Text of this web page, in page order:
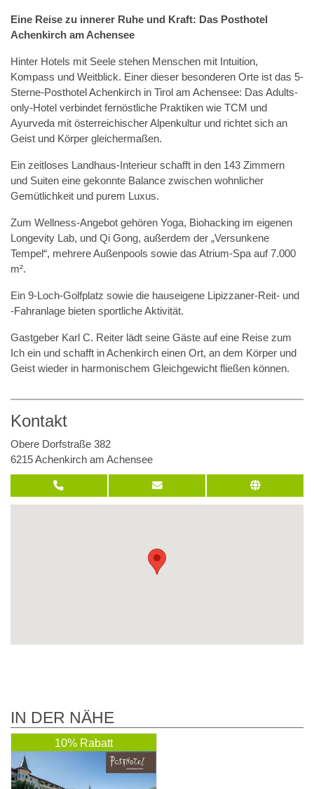
Eine Reise zu innerer Ruhe und Kraft: Das Posthotel
Achenkirch am Achensee
Hinter Hotels mit Seele stehen Menschen mit Intuition,
Kompass und Weitblick. Einer dieser besonderen Orte ist das 5-
Sterne-Posthotel Achenkirch in Tirol am Achensee: Das Adults-
only-Hotel verbindet fernöstliche Praktiken wie TCM und
Ayurveda mit österreichischer Alpenkultur und richtet sich an
Geist und Körper gleichermaßen.
Ein zeitloses Landhaus-Interieur schafft in den 143 Zimmern
und Suiten eine gekonnte Balance zwischen wohnlicher
Gemütlichkeit und purem Luxus.
Zum Wellness-Angebot gehören Yoga, Biohacking im eigenen
Longevity Lab, und Qi Gong, außerdem der „Versunkene
Tempel“, mehrere Außenpools sowie das Atrium-Spa auf 7.000
m².
Ein 9-Loch-Golfplatz sowie die hauseigene Lipizzaner-Reit- und
-Fahranlage bieten sportliche Aktivität.
Gastgeber Karl C. Reiter lädt seine Gäste auf eine Reise zum
Ich ein und schafft in Achenkirch einen Ort, an dem Körper und
Geist wieder in harmonischem Gleichgewicht fließen können.
Kontakt
Obere Dorfstraße 382
6215 Achenkirch am Achensee
IN DER NÄHE
10% Rabatt